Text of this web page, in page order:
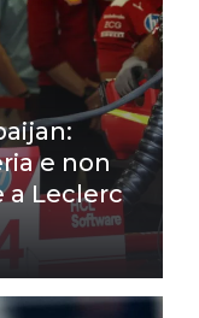
e non
a Leclerc